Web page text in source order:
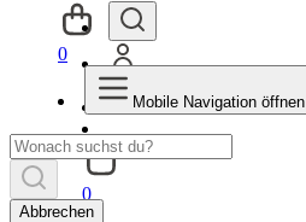
0
0
Mobile Navigation öffnen
Abbrechen